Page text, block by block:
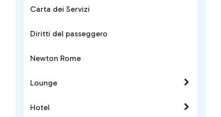
Carta dei Servizi
Diritti del passeggero
Newton Rome
Lounge
Hotel